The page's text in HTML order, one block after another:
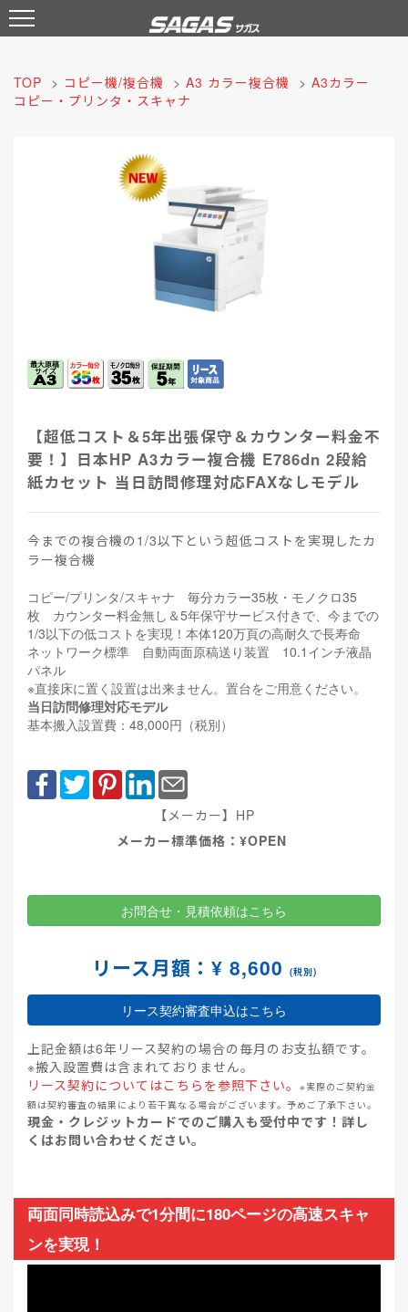
TOP > コピー機/複合機 > A3 カラー複合機 > A3カラー
コピー・プリンタ・スキャナ
【超低コスト＆5年出張保守＆カウンター料金不
要！】日本HP A3カラー複合機 E786dn 2段給
紙カセット 当日訪問修理対応FAXなしモデル
今までの複合機の1/3以下という超低コストを実現したカ
ラー複合機
コピー/プリンタ/スキャナ 毎分カラー35枚・モノクロ35
枚 カウンター料金無し＆5年保守サービス付きで、今までの
1/3以下の低コストを実現！本体120万頁の高耐久で長寿命
ネットワーク標準 自動両面原稿送り装置 10.1インチ液晶
パネル
※直接床に置く設置は出来ません。置台をご用意ください。
当日訪問修理対応モデル
基本搬入設置費：48,000円（税別）
【メーカー】HP
メーカー標準価格：¥OPEN
お問合せ・見積依頼はこちら
リース月額：¥ 8,600 (税別)
リース契約審査申込はこちら
上記金額は6年リース契約の場合の毎月のお支払額です。
※搬入設置費は含まれておりません。
リース契約についてはこちらを参照下さい。
※実際のご契約金
額は契約審査の結果により若干異なる場合がございます。予めご了承下さい。
現金・クレジットカードでのご購入も受付中です！詳し
くはお問い合わせください。
両面同時読込みで1分間に180ページの高速スキャ
ンを実現！